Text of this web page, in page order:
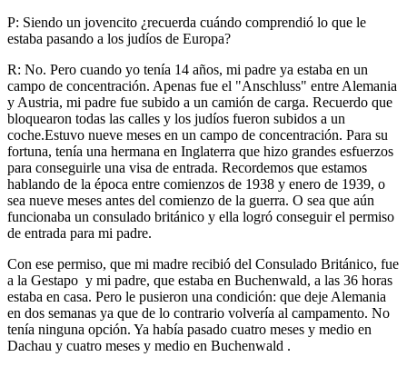
P: Siendo un jovencito ¿recuerda cuándo comprendió lo que le
estaba pasando a los judíos de Europa?
R: No. Pero cuando yo tenía 14 años, mi padre ya estaba en un
campo de concentración. Apenas fue el "Anschluss" entre Alemania
y Austria, mi padre fue subido a un camión de carga. Recuerdo que
bloquearon todas las calles y los judíos fueron subidos a un
coche.Estuvo nueve meses en un campo de concentración. Para su
fortuna, tenía una hermana en Inglaterra que hizo grandes esfuerzos
para conseguirle una visa de entrada. Recordemos que estamos
hablando de la época entre comienzos de 1938 y enero de 1939, o
sea nueve meses antes del comienzo de la guerra. O sea que aún
funcionaba un consulado británico y ella logró conseguir el permiso
de entrada para mi padre.
Con ese permiso, que mi madre recibió del Consulado Británico, fue
a la Gestapo y mi padre, que estaba en Buchenwald, a las 36 horas
estaba en casa. Pero le pusieron una condición: que deje Alemania
en dos semanas ya que de lo contrario volvería al campamento. No
tenía ninguna opción. Ya había pasado cuatro meses y medio en
Dachau y cuatro meses y medio en Buchenwald .